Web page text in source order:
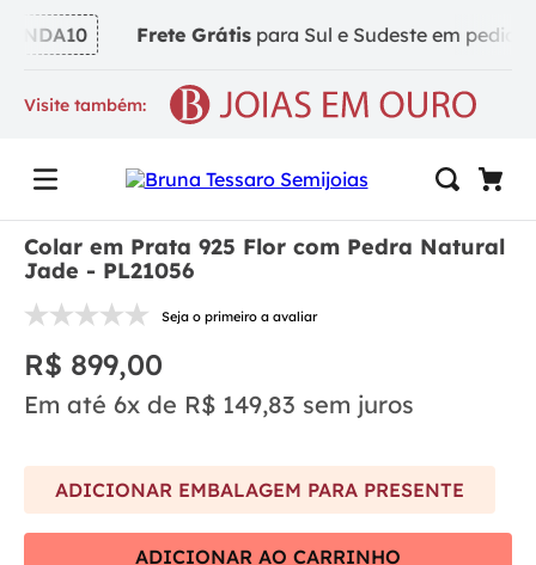
Frete Grátispara Sul e Sudeste em pedidos
Visite também:
Colar em Prata 925 Flor com Pedra Natural
Jade - PL21056
Seja o primeiro a avaliar
R$ 899,00
Em até 6x de R$ 149,83 sem juros
ADICIONAR EMBALAGEM PARA PRESENTE
ADICIONAR AO CARRINHO